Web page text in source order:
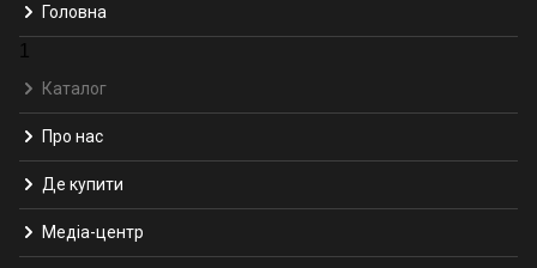
Головна
1
Каталог
Про нас
Де купити
Медіа-центр